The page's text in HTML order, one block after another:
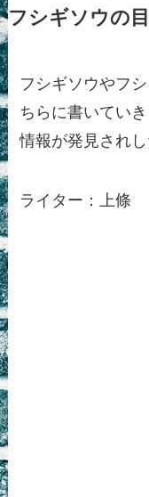
フシギソウの
フシギソウやフ
ちらに書いていき
情報が発見され
ライター：上條